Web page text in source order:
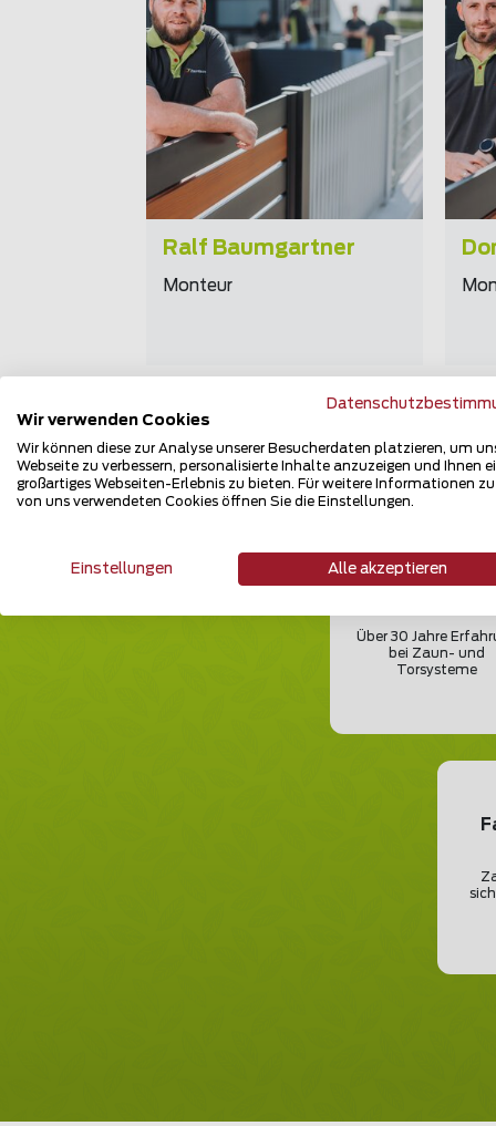
Ralf Baumgartner
Monteur
Hobby
Erfahrung
gebaute Zäune
Über 30 Jahre
bei Zaun- und
Torsysteme
Wir verwenden Cookies
Wir können diese zur Analyse unserer Besucherdaten platzieren, um
Webseite zu verbessern, personalisierte Inhalte anzuzeigen und Ihnen
großartiges Webseiten-Erlebnis zu bieten. Für weitere Informationen
von uns verwendeten Cookies öffnen Sie die Einstellungen.
Einstellungen Alle akzeptieren